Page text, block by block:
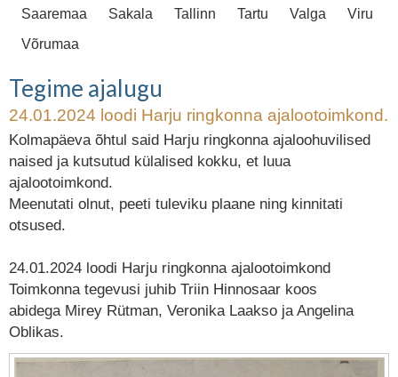
Saaremaa
Sakala Tallinn Tartu Valga
Viru
Võrumaa
Tegime ajalugu
24.01.2024 loodi Harju ringkonna ajalootoimkond.
Kolmapäeva õhtul said Harju ringkonna ajaloohuvilised
naised ja kutsutud külalised kokku, et luua
ajalootoimkond.
Meenutati olnut, peeti tuleviku plaane ning kinnitati
otsused.
24.01.2024 loodi Harju ringkonna ajalootoimkond
Toimkonna tegevusi juhib Triin Hinnosaar koos
abidega Mirey Rütman, Veronika Laakso ja Angelina
Oblikas.